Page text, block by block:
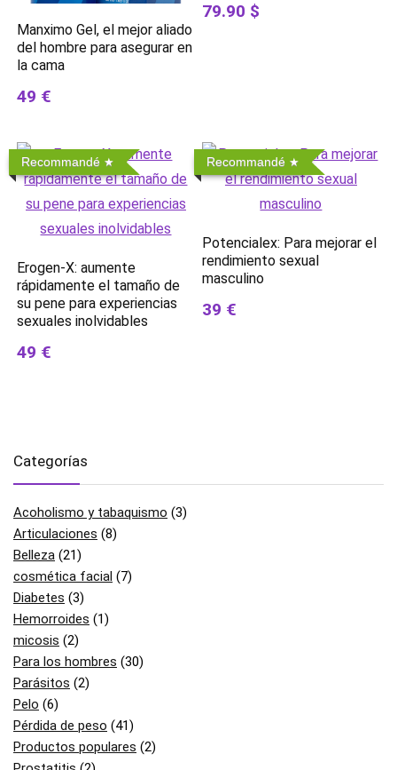
Manximo Gel, el mejor aliado
del hombre para asegurar en
la cama
49 €
79.90 $
Recommandé
Erogen-X: aumente
rápidamente el tamaño de
su pene para experiencias
sexuales inolvidables
49 €
Recommandé
Potencialex: Para mejorar el
rendimiento sexual
masculino
39 €
Categorías
Acoholismo y tabaquismo (3)
Articulaciones (8)
Belleza (21)
cosmética facial (7)
Diabetes (3)
Hemorroides (1)
micosis (2)
Para los hombres (30)
Parásitos (2)
Pelo (6)
Pérdida de peso (41)
Productos populares (2)